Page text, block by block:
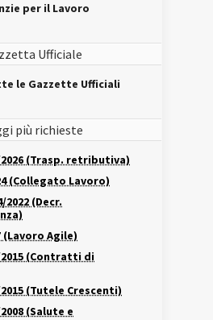
per il Lavoro
Ufficiale
le Gazzette Ufficiali
più richieste
2026 (Trasp. retributiva)
(Collegato Lavoro)
2022 (Decr.
(Lavoro Agile)
2015 (Contratti di
2015 (Tutele Crescenti)
(Salute e